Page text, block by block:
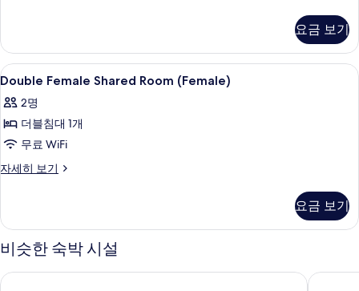
모
두
보
기
Room
(Female)
자
히
보
요금 보기
Double
Female
Shared
Room
(Female)
사
두
보
기
고급 침구, 객실 내 금고, 암막 커튼, 무
11
Double Female Shared Room (Female)
2명
더블침대 1개
무료 WiFi
자세히 보기
Double
(Female)
자
세
보
요금 보기
비슷한 숙박 시설
나인트리 바이 파르나스 서울 인사동 신라스